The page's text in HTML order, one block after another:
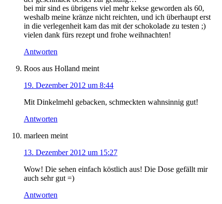
bei mir sind es übrigens viel mehr kekse geworden als 60,
weshalb meine kränze nicht reichten, und ich überhaupt erst
in die verlegenheit kam das mit der schokolade zu testen ;)
vielen dank fürs rezept und frohe weihnachten!
Antworten
Roos aus Holland meint
19. Dezember 2012 um 8:44
Mit Dinkelmehl gebacken, schmeckten wahnsinnig gut!
Antworten
marleen meint
13. Dezember 2012 um 15:27
Wow! Die sehen einfach köstlich aus! Die Dose gefällt mir
auch sehr gut =)
Antworten